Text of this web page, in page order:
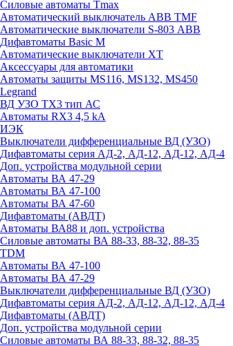
Силовые автоматы Tmax
Автоматический выключатель ABB TMF
Автоматические выключатели S-803 АВВ
Дифавтоматы Basic M
Автоматические выключатели XT
Аксессуары для автоматики
Автоматы защиты MS116, MS132, MS450
Legrand
ВД УЗО TX3 тип АС
Автоматы RX3 4,5 kA
ИЭК
Выключатели дифференциальные ВД (УЗО)
Дифавтоматы серия АД-2, АД-12, АД-12, АД-4
Доп. устройства модульной серии
Автоматы ВА 47-29
Автоматы ВА 47-100
Автоматы ВА 47-60
Дифавтоматы (АВДТ)
Автоматы ВА88 и доп. устройства
Силовые автоматы ВА 88-33, 88-32, 88-35
TDM
Автоматы ВА 47-100
Автоматы ВА 47-29
Выключатели дифференциальные ВД (УЗО)
Дифавтоматы серия АД-2, АД-12, АД-12, АД-4
Дифавтоматы (АВДТ)
Доп. устройства модульной серии
Силовые автоматы ВА 88-33, 88-32, 88-35